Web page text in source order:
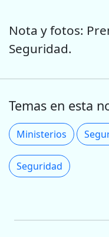
Nota y fotos:
Seguridad.
Temas en esta
Ministerios
Seguridad